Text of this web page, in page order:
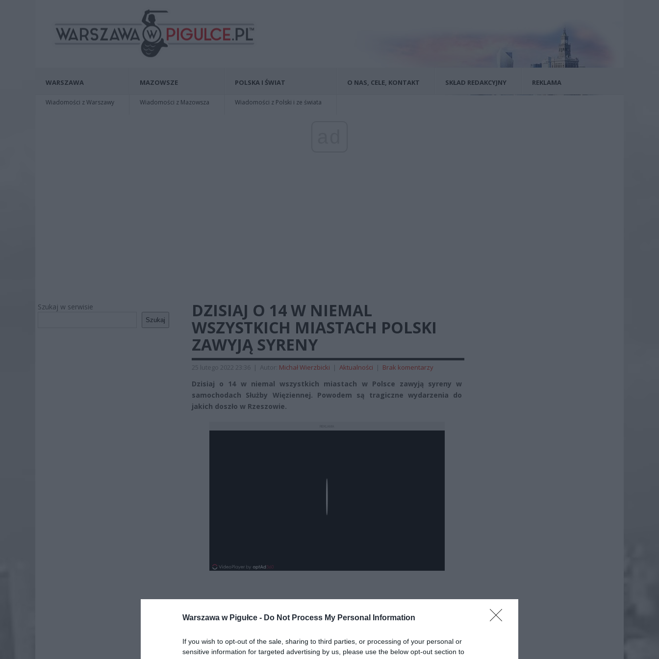
Warszawa w Pigułce - Do Not Process My Personal Information
If you wish to opt-out of the sale, sharing to third parties, or processing of your personal or
sensitive information for targeted advertising by us, please use the below opt-out section to
WARSZAWA
Wiadomości z Warszawy
MAZOWSZE
Wiadomości z Mazowsza
POLSKA I ŚWIAT
Wiadomości z Polski i ze świata
O NAS, CELE, KONTAKT SKŁAD REDAKCYJNY REKLAMA
Szukaj w serwisie
Szukaj
DZISIAJ O 14 W NIEMAL
WSZYSTKICH MIASTACH POLSKI
ZAWYJĄ SYRENY
25 lutego 2022 23:36 | Autor: Michał Wierzbicki | Aktualności | Brak komentarzy
Dzisiaj o 14 w niemal wszystkich miastach w Polsce zawyją syreny w
samochodach Służby Więziennej. Powodem są tragiczne wydarzenia do
jakich doszło w Rzeszowie.